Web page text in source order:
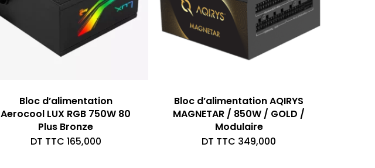
Bloc d’alimentation
Aerocool LUX RGB 750W 80
Plus Bronze
DT TTC 165,000
Bloc d’alimentation AQIRYS
MAGNETAR / 850W / GOLD /
Modulaire
DT TTC 349,000